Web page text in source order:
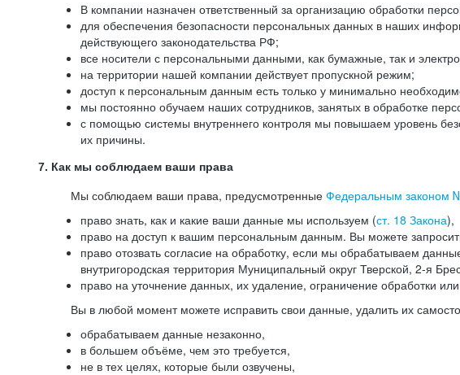
В компании назначен ответственный за организацию обработки
для обеспечения безопасности персональных данных в наших
действующего законодательства РФ;
все носители с персональными данными, как бумажные, так и
на территории нашей компании действует пропускной режим;
доступ к персональным данным есть только у минимально
мы постоянно обучаем наших сотрудников, занятых в обработке
с помощью системы внутреннего контроля мы повышаем уровень
их причины.
7. Как мы соблюдаем ваши права
Мы соблюдаем ваши права, предусмотренные Федеральным законом
право знать, как и какие ваши данные мы используем (ст. 18 Закона),
право на доступ к вашим персональным данным. Вы можете
право отозвать согласие на обработку, если мы обрабатываем
внутригородская территория Муниципальный округ Тверской, 2-я
право на уточнение данных, их удаление, ограничение обработки
Вы в любой момент можете исправить свои данные, удалить их
обрабатываем данные незаконно,
в большем объёме, чем это требуется,
не в тех целях, которые были озвучены,